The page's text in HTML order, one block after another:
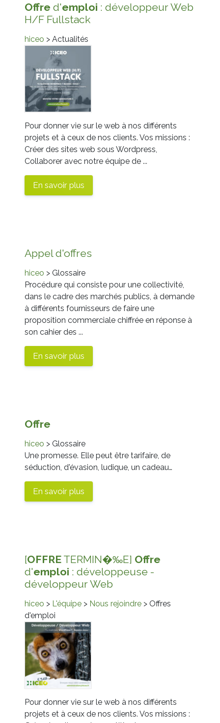
Offre d'emploi : développeur Web
H/F Fullstack
hiceo > Actualités
Pour donner vie sur le web à nos différents
projets et à ceux de nos clients. Vos missions :
Créer des sites web sous Wordpress,
Collaborer avec notre équipe de ...
En savoir plus
Appel d'offres
hiceo > Glossaire
Procédure qui consiste pour une collectivité,
dans le cadre des marchés publics, à demande
à différents fournisseurs de faire une
proposition commerciale chiffrée en réponse à
son cahier des ...
En savoir plus
Offre
hiceo > Glossaire
Une promesse. Elle peut être tarifaire, de
séduction, d'évasion, ludique, un cadeau…
En savoir plus
[OFFRE TERMIN�‰E] Offre
d'emploi : développeuse -
développeur Web
hiceo > L'équipe > Nous rejoindre > Offres
d'emploi
Pour donner vie sur le web à nos différents
projets et à ceux de nos clients. Vos missions :